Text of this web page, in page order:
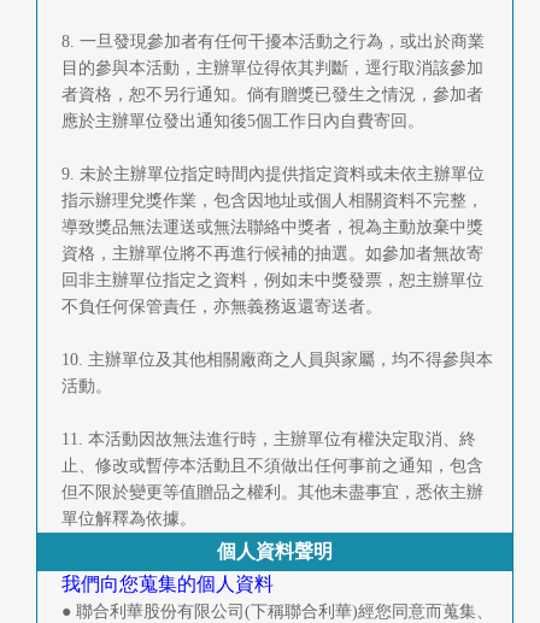
8. 一旦發現參加者有任何干擾本活動之行為，或出於商業
目的參與本活動，主辦單位得依其判斷，逕行取消該參加
者資格，恕不另行通知。倘有贈獎已發生之情況，參加者
應於主辦單位發出通知後5個工作日內自費寄回。
9. 未於主辦單位指定時間內提供指定資料或未依主辦單位
指示辦理兌獎作業，包含因地址或個人相關資料不完整，
導致獎品無法運送或無法聯絡中獎者，視為主動放棄中獎
資格，主辦單位將不再進行候補的抽選。如參加者無故寄
回非主辦單位指定之資料，例如未中獎發票，恕主辦單位
不負任何保管責任，亦無義務返還寄送者。
10. 主辦單位及其他相關廠商之人員與家屬，均不得參與本
活動。
11. 本活動因故無法進行時，主辦單位有權決定取消、終
止、修改或暫停本活動且不須做出任何事前之通知，包含
但不限於變更等值贈品之權利。其他未盡事宜，悉依主辦
單位解釋為依據。
個人資料聲明
我們向您蒐集的個人資料
● 聯合利華股份有限公司(下稱聯合利華)經您同意而蒐集、